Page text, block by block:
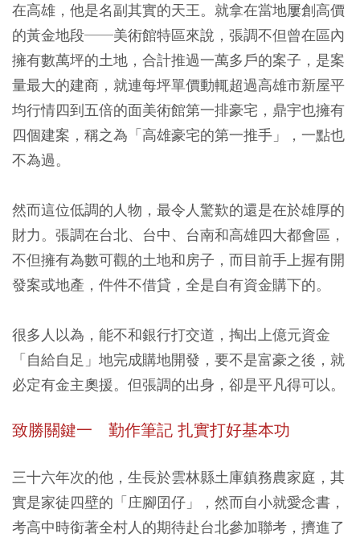
在高雄，他是名副其實的天王。就拿在當地屢創高價
的黃金地段──美術館特區來說，張調不但曾在區內
擁有數萬坪的土地，合計推過一萬多戶的案子，是案
量最大的建商，就連每坪單價動輒超過高雄市新屋平
均行情四到五倍的面美術館第一排豪宅，鼎宇也擁有
四個建案，稱之為「高雄豪宅的第一推手」，一點也
不為過。
然而這位低調的人物，最令人驚歎的還是在於雄厚的
財力。張調在台北、台中、台南和高雄四大都會區，
不但擁有為數可觀的土地和房子，而目前手上握有開
發案或地產，件件不借貸，全是自有資金購下的。
很多人以為，能不和銀行打交道，掏出上億元資金
「自給自足」地完成購地開發，要不是富豪之後，就
必定有金主奧援。但張調的出身，卻是平凡得可以。
致勝關鍵一 勤作筆記 扎實打好基本功
三十六年次的他，生長於雲林縣土庫鎮務農家庭，其
實是家徒四壁的「庄腳囝仔」，然而自小就愛念書，
考高中時銜著全村人的期待赴台北參加聯考，擠進了